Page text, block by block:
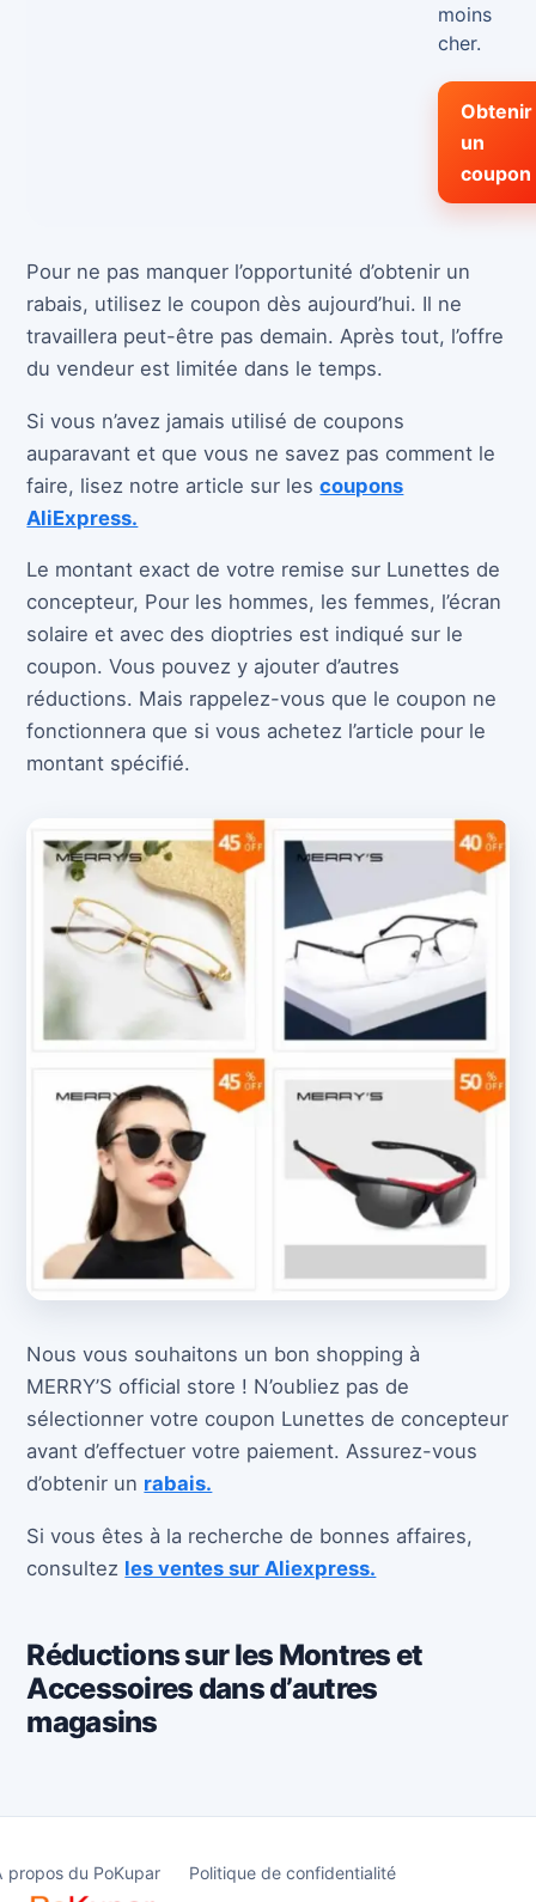
moins
cher.
Obtenir
un
coupon
Pour ne pas manquer l’opportunité d’obtenir un
rabais, utilisez le coupon dès aujourd’hui. Il ne
travaillera peut-être pas demain. Après tout, l’offre
du vendeur est limitée dans le temps.
Si vous n’avez jamais utilisé de coupons
auparavant et que vous ne savez pas comment le
faire, lisez notre article sur lescoupons
AliExpress.
Le montant exact de votre remise sur Lunettes de
concepteur, Pour les hommes, les femmes, l’écran
solaire et avec des dioptries est indiqué sur le
coupon. Vous pouvez y ajouter d’autres
réductions. Mais rappelez-vous que le coupon ne
fonctionnera que si vous achetez l’article pour le
montant spécifié.
Nous vous souhaitons un bon shopping à
MERRY’S official store ! N’oubliez pas de
sélectionner votre coupon Lunettes de concepteur
avant d’effectuer votre paiement. Assurez-vous
d’obtenir un rabais.
Si vous êtes à la recherche de bonnes affaires,
consultez les ventes sur Aliexpress.
Réductions sur les Montres et
Accessoires dans d’autres
magasins
propos du PoKupar
Politique de confidentialité